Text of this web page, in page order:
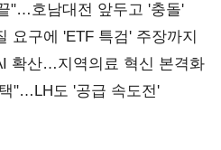
"…호남대전 앞두고 '충돌'
요구에 'ETF 특검' 주장까지
확산…지역의료 혁신 본격화
"…LH도 '공급 속도전'